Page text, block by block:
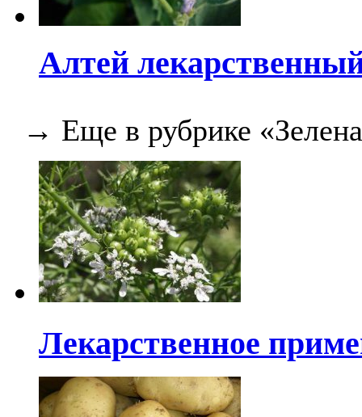
Алтей
→ Еще в рубрике
Лекарственное